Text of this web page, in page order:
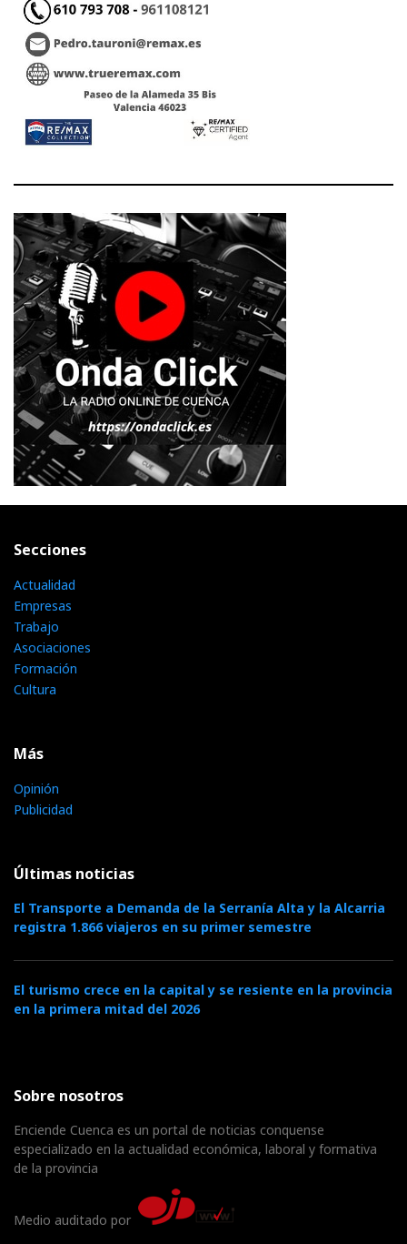
Secciones
Actualidad
Empresas
Trabajo
Asociaciones
Formación
Cultura
Más
Opinión
Publicidad
Últimas noticias
El Transporte a Demanda de la Serranía Alta y la Alcarria
registra 1.866 viajeros en su primer semestre
El turismo crece en la capital y se resiente en la provincia
en la primera mitad del 2026
Sobre nosotros
Enciende Cuenca es un portal de noticias conquense
especializado en la actualidad económica, laboral y formativa
de la provincia
Medio auditado por